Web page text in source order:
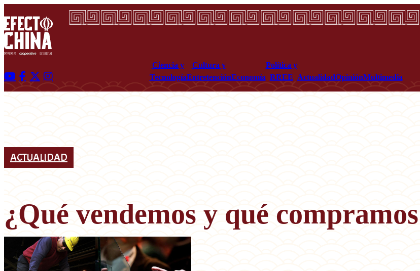
Ciencia y
Tecnología
Cultura y
EntretenciónEconomía
Política y
RREE ActualidadOpiniónMultimedia
ACTUALIDAD
¿Qué vendemos y qué